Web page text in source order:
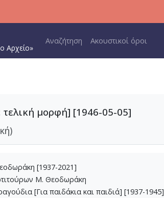
Αρχείο»
Main navigation
Αναζήτηση Ακουστικοί όροι
μορφή] [1946-05-05]
[1937-2021]
Μ. Θεοδωράκη
[Για παιδάκια και παιδιά] [1937-1945]